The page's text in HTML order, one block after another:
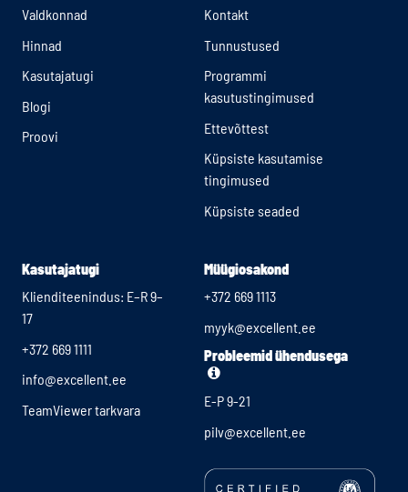
Valdkonnad
Hinnad
Kasutajatugi
Blogi
Proovi
Kontakt
Tunnustused
Programmi
kasutustingimused
Ettevõttest
Küpsiste kasutamise
tingimused
Küpsiste seaded
Kasutajatugi
Klienditeenindus: E–R 9–
17
+372 669 1111
info@excellent.ee
TeamViewer tarkvara
Müügiosakond
+372 669 1113
myyk@excellent.ee
Probleemid ühendusega
E-P 9-21
pilv@excellent.ee